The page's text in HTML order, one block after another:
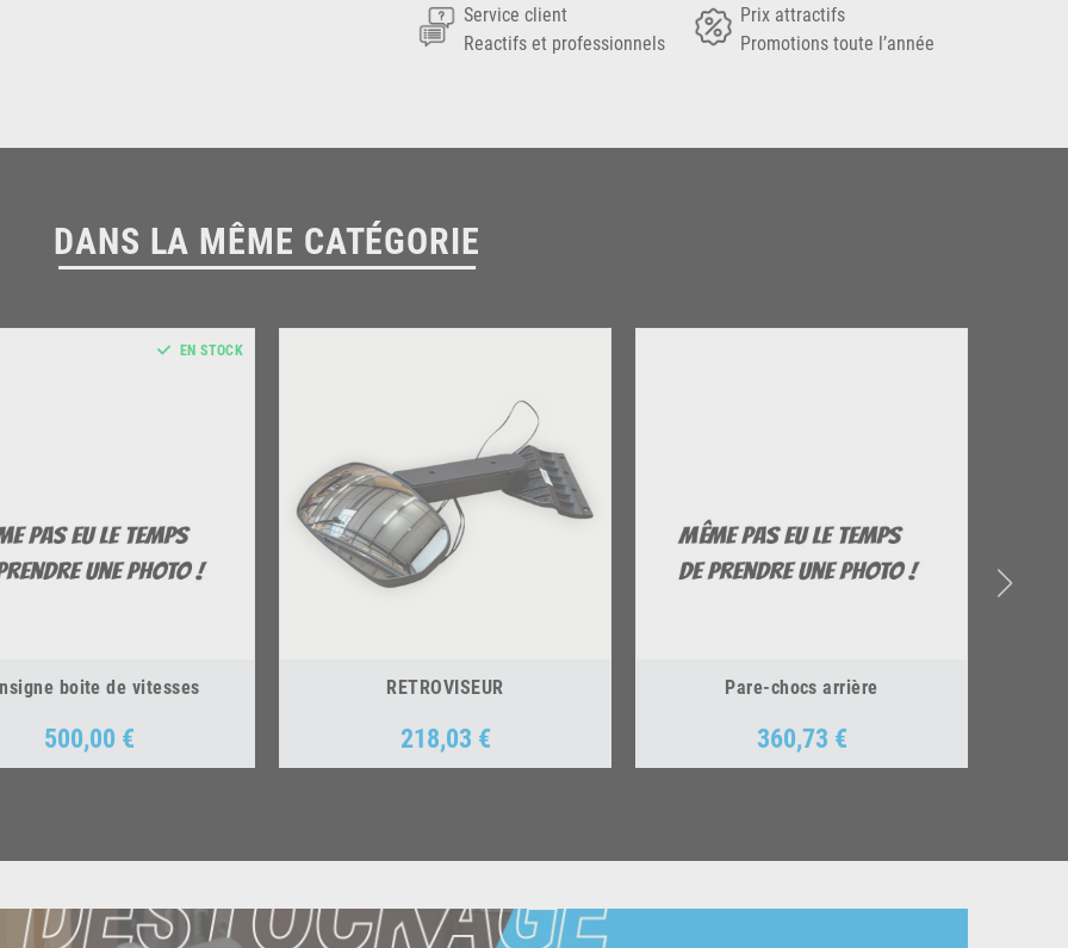
Service client
Reactifs et professionnels
Prix attractifs
Promotions toute l’année
DANS LA MÊME CATÉGORIE
boite de vitesses
Prix
500,00 €
EN STOCK
RETROVISEUR
Prix
218,03 €
Pare-chocs arrière
Prix
360,73 €